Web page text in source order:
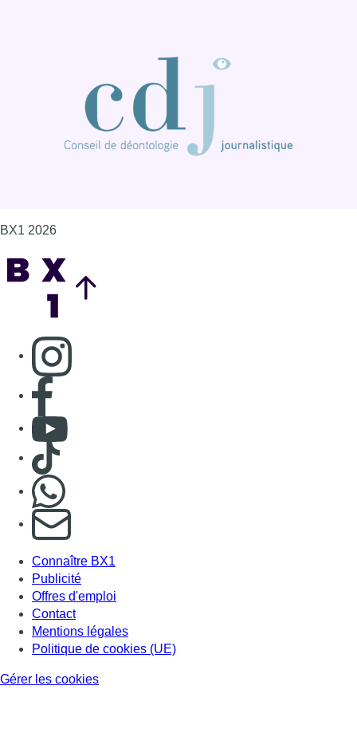
BX1 2026
Consulter page Instagram
Consulter page Facebook
Consulter Youtube
Consulter TikTok
S'abonner à notre newsletter
Connaître BX1
Publicité
Offres d'emploi
Contact
Mentions légales
Politique de cookies (UE)
Gérer les cookies